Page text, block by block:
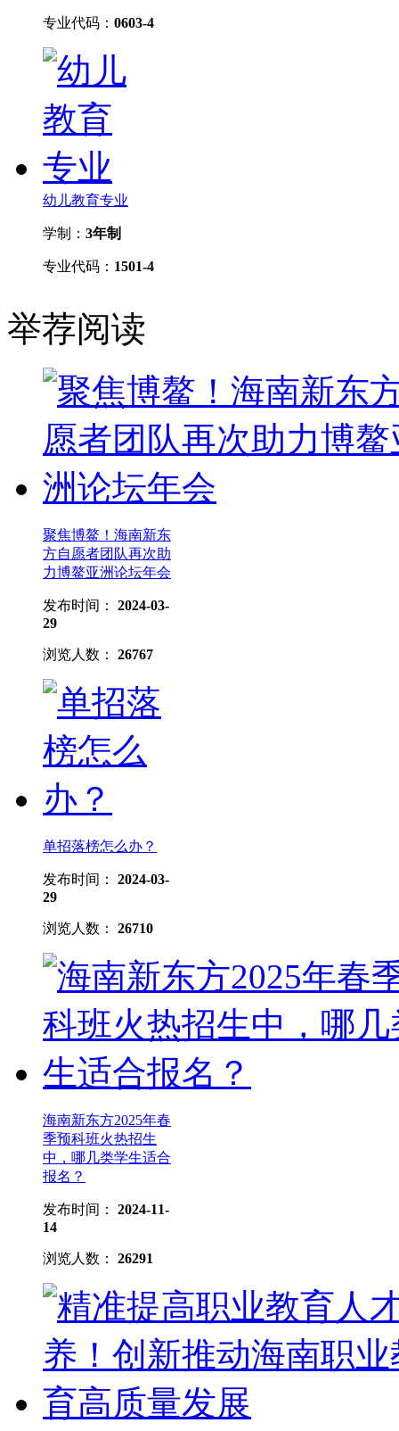
专业代码： 0603-4
幼儿教育专业
学制： 3年制
专业代码： 1501-4
举荐阅读
聚焦博鳌！海南新东
方自愿者团队再次助
力博鳌亚洲论坛年会
发布时间： 2024-03-
29
浏览人数： 26767
单招落榜怎么办？
发布时间： 2024-03-
29
浏览人数： 26710
海南新东方2025年春
季预科班火热招生
中，哪几类学生适合
报名？
发布时间： 2024-11-
14
浏览人数： 26291